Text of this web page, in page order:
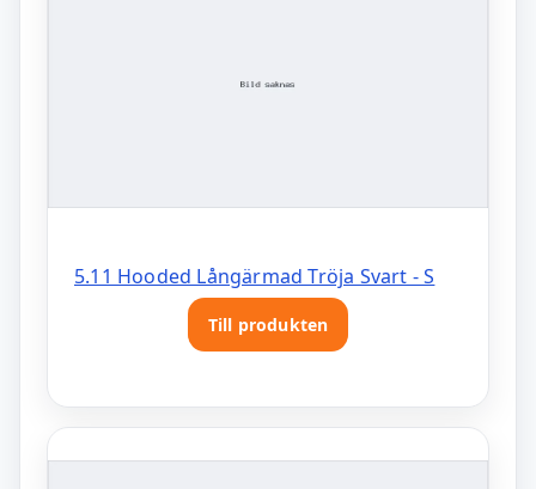
5.11 Hooded Långärmad Tröja Svart - S
Till produkten